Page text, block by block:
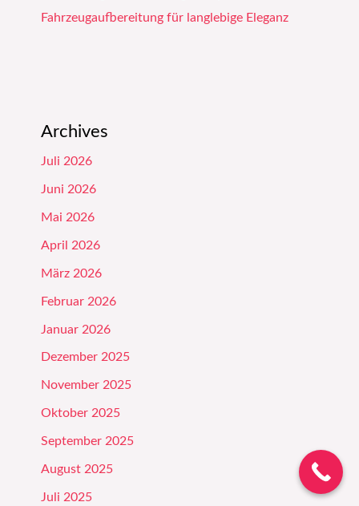
Fahrzeugaufbereitung für langlebige Eleganz
Archives
Juli 2026
Juni 2026
Mai 2026
April 2026
März 2026
Februar 2026
Januar 2026
Dezember 2025
November 2025
Oktober 2025
September 2025
August 2025
Juli 2025